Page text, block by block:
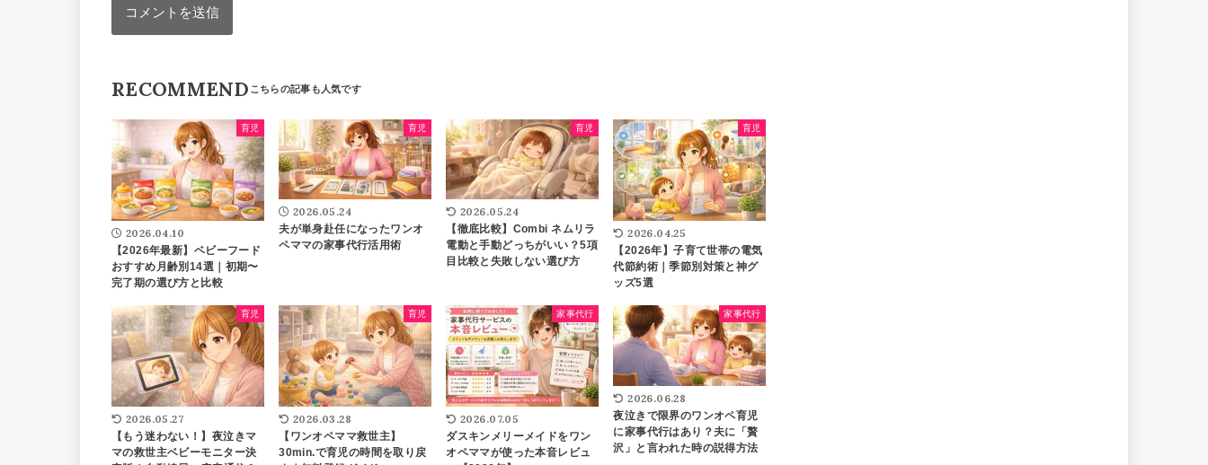
RECOMMEND
育児
2026.04.10
【2026年最新】ベビーフード
おすすめ月齢別14選｜初期〜
完了期の選び方と比較
育児
2026.05.24
夫が単身赴任になったワンオ
ペママの家事代行活用術
育児
2026.05.24
【徹底比較】Combi ネムリラ
電動と手動どっちがいい？5項
目比較と失敗しない選び方
育児
2026.04.25
【2026年】子育て世帯の電気
代節約術｜季節別対策と神グ
ッズ5選
育児
2026.05.27
【もう迷わない！】夜泣きマ
マの救世主ベビーモニター決
育児
2026.03.28
【ワンオペママ救世主】
30min.で育児の時間を取り戻
家事代行
2026.07.05
ダスキンメリーメイドをワン
オペママが使った本音レビュ
家事代行
2026.06.28
夜泣きで限界のワンオペ育児
に家事代行はあり？夫に「贅
沢」と言われた時の説得方法